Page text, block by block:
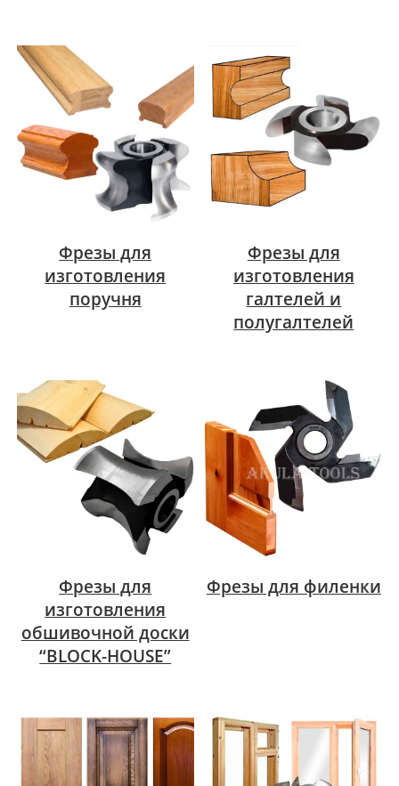
Фрезы для
изготовления
поручня
Фрезы для
изготовления
галтелей и
полугалтелей
Фрезы для
изготовления
обшивочной доски
“BLOCK-HOUSE”
Фрезы для филенки